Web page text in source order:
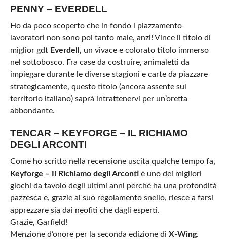
PENNY – EVERDELL
Ho da poco scoperto che in fondo i piazzamento-
lavoratori non sono poi tanto male, anzi! Vince il titolo di
miglior gdt Everdell , un vivace e colorato titolo immerso
nel sottobosco. Fra case da costruire, animaletti da
impiegare durante le diverse stagioni e carte da piazzare
strategicamente, questo titolo (ancora assente sul
territorio italiano) saprà intrattenervi per un’oretta
abbondante.
TENCAR – KEYFORGE – IL RICHIAMO
DEGLI ARCONTI
Come ho scritto nella recensione uscita qualche tempo fa,
Keyforge – Il Richiamo degli Arcontiè uno dei migliori
giochi da tavolo degli ultimi anni perché ha una profondità
pazzesca e, grazie al suo regolamento snello, riesce a farsi
apprezzare sia dai neofiti che dagli esperti.
Grazie, Garfield!
Menzione d’onore per la seconda edizione di X-Wing.